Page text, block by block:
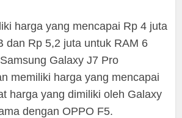
harga yang mencapai Rp 4 juta
dan Rp 5,2 juta untuk RAM 6
Galaxy J7 Pro
memiliki harga yang mencapai
harga yang dimiliki oleh Galaxy
dengan OPPO F5.